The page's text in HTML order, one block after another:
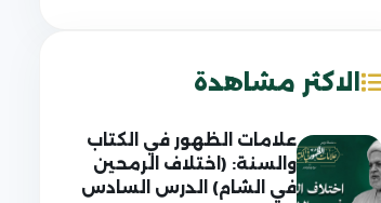
الاكثر مشاهدة
علامات الظهور في الكتاب
والسنة: (اختلاف الرمحين
في الشام) الدرس السادس